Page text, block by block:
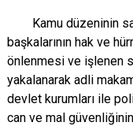
Kamu düzeninin
başkalarının hak ve
önlenmesi ve işlenen
yakalanarak adli
devlet kurumları ile
can ve mal